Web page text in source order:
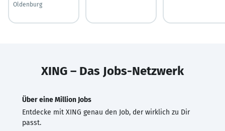
Oldenburg
XING – Das Jobs-Netzwerk
Über eine Million Jobs
Entdecke mit XING genau den Job, der wirklich zu Dir
passt.